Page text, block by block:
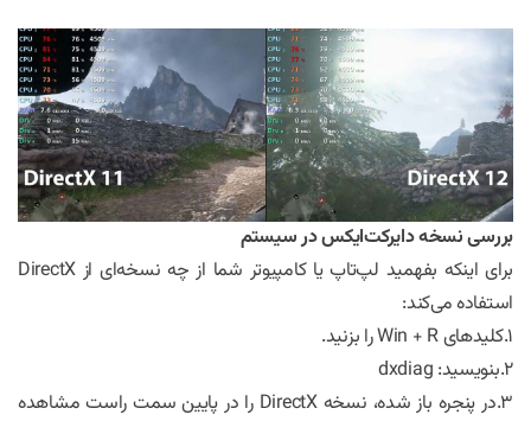
بررسی نسخه دایرکت‌ایکس در سیستم
برای اینکه بفهمید لپ‌تاپ یا کامپیوتر شما از چه نسخه‌ای از DirectX
استفاده می‌کند:
1.کلیدهای Win + R را بزنید.
2.بنویسید: dxdiag
3.در پنجره باز شده، نسخه DirectX را در پایین سمت راست مشاهده